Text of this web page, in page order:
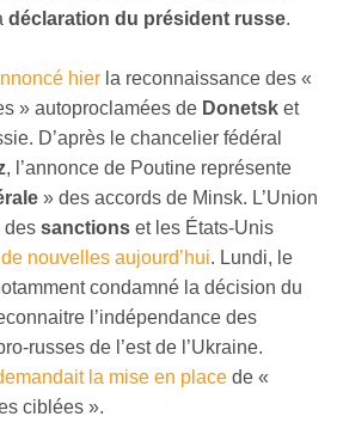
déclaration du président russe.
hier la reconnaissance des «
» autoproclamées de Donetsk et
D’après le chancelier fédéral
, l’annonce de Poutine représente
» des accords de Minsk. L’Union
des sanctions et les États-Unis
nouvelles aujourd’hui. Lundi, le
condamné la décision du
l’indépendance des
russes de l’est de l’Ukraine.
la mise en place de «
ciblées ».